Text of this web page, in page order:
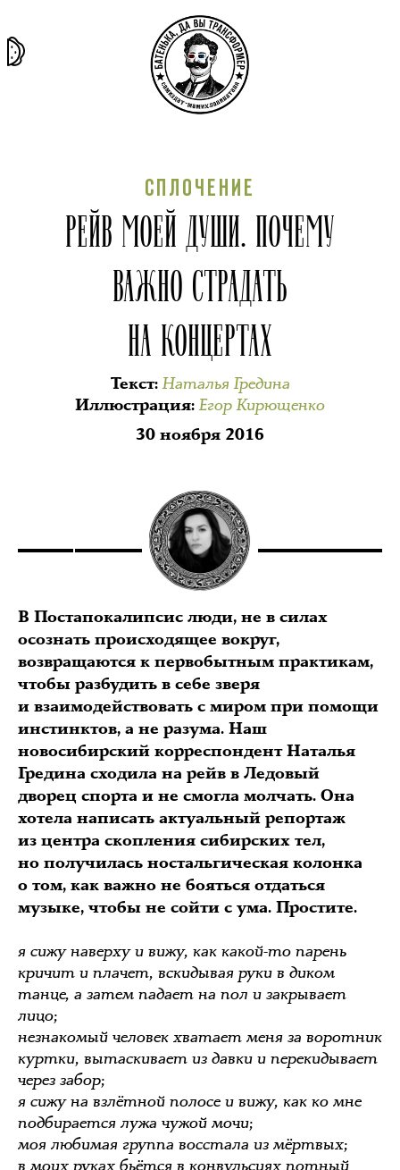
СПЛОЧЕНИЕ
РЕЙВ МОЕЙ ДУШИ. ПОЧЕМУ
ВАЖНО СТРАДАТЬ
НА КОНЦЕРТАХ
Текст:Наталья Гредина
Иллюстрация:Егор Кирющенко
30 ноября 2016
В Постапокалипсис люди, не в силах
осознать происходящее вокруг,
возвращаются к первобытным практикам,
чтобы разбудить в себе зверя
и взаимодействовать с миром при помощи
инстинктов, а не разума. Наш
новосибирский корреспондент Наталья
Гредина сходила на рейв в Ледовый
дворец спорта и не смогла молчать. Она
хотела написать актуальный репортаж
из центра скопления сибирских тел,
но получилась ностальгическая колонка
о том, как важно не бояться отдаться
музыке, чтобы не сойти с ума. Простите.
я сижу наверху и вижу, как какой-то парень
кричит и плачет, вскидывая руки в диком
танце, а затем падает на пол и закрывает
лицо;
незнакомый человек хватает меня за воротник
куртки, вытаскивает из давки и перекидывает
через забор;
я сижу на взлётной полосе и вижу, как ко мне
подбирается лужа чужой мочи;
моя любимая группа восстала из мёртвых;
в моих руках бьётся в конвульсиях потный